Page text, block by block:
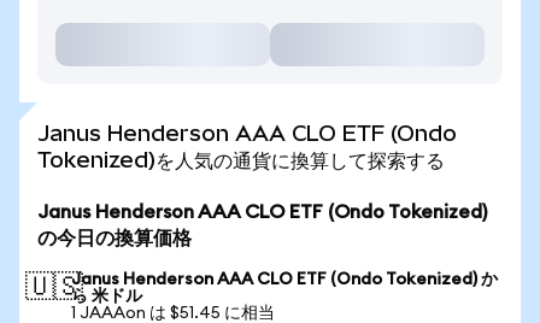
Janus Henderson AAA CLO ETF (Ondo
Tokenized)を人気の通貨に換算して探索する
Janus Henderson AAA CLO ETF (Ondo Tokenized)
の今日の換算価格
🇺🇸Janus Henderson AAA CLO ETF (Ondo Tokenized) か
ら 米ドル
1 JAAAon は $51.45 に相当